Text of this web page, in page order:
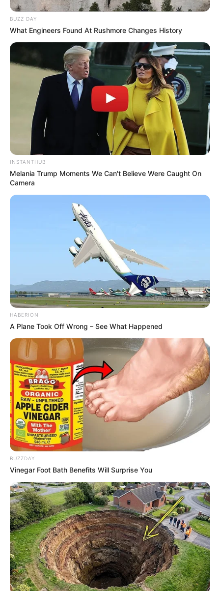
Garrafas plásticas do tipo moringa
1 rolo de barbante ou fio de juta
Fita dupla face
Estilete
Cola de contato ou cola quente
Lã
Tesoura
Passo a Passo
1 – Cole a fita dupla-face em toda a garrafa, no
sentido vertical. Deixe uma distância de
aproximadamente 3 cm de uma tira para outra.
BUZZ DAY
What Engineers Found At Rushmore Changes History
INSTANTHUB
Melania Trump Moments We Can't Believe Were Caught On
Camera
HABERION
A Plane Took Off Wrong – See What Happened
BUZZDAY
Vinegar Foot Bath Benefits Will Surprise You